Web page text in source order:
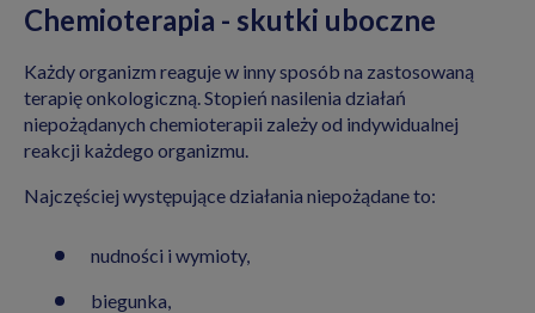
Chemioterapia - skutki uboczne
Każdy organizm reaguje w inny sposób na zastosowaną
terapię onkologiczną. Stopień nasilenia działań
niepożądanych chemioterapii zależy od indywidualnej
reakcji każdego organizmu.
Najczęściej występujące działania niepożądane to:
nudności i wymioty,
biegunka,